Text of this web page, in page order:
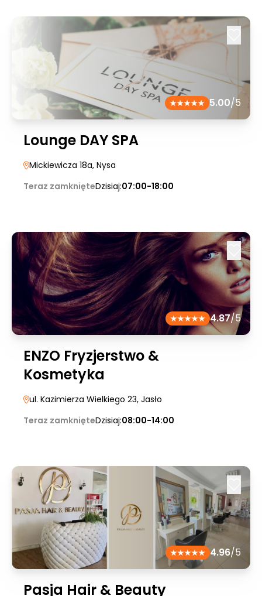
5.00/5
Lounge DAY SPA
Mickiewicza 18a, Nysa
Teraz zamknięteDzisiaj:07:00-18:00
4.87/5
ENZO Fryzjerstwo &
Kosmetyka
ul. Kazimierza Wielkiego 23, Jasło
Teraz zamknięteDzisiaj:08:00-14:00
4.96/5
Pasja Hair & Beauty